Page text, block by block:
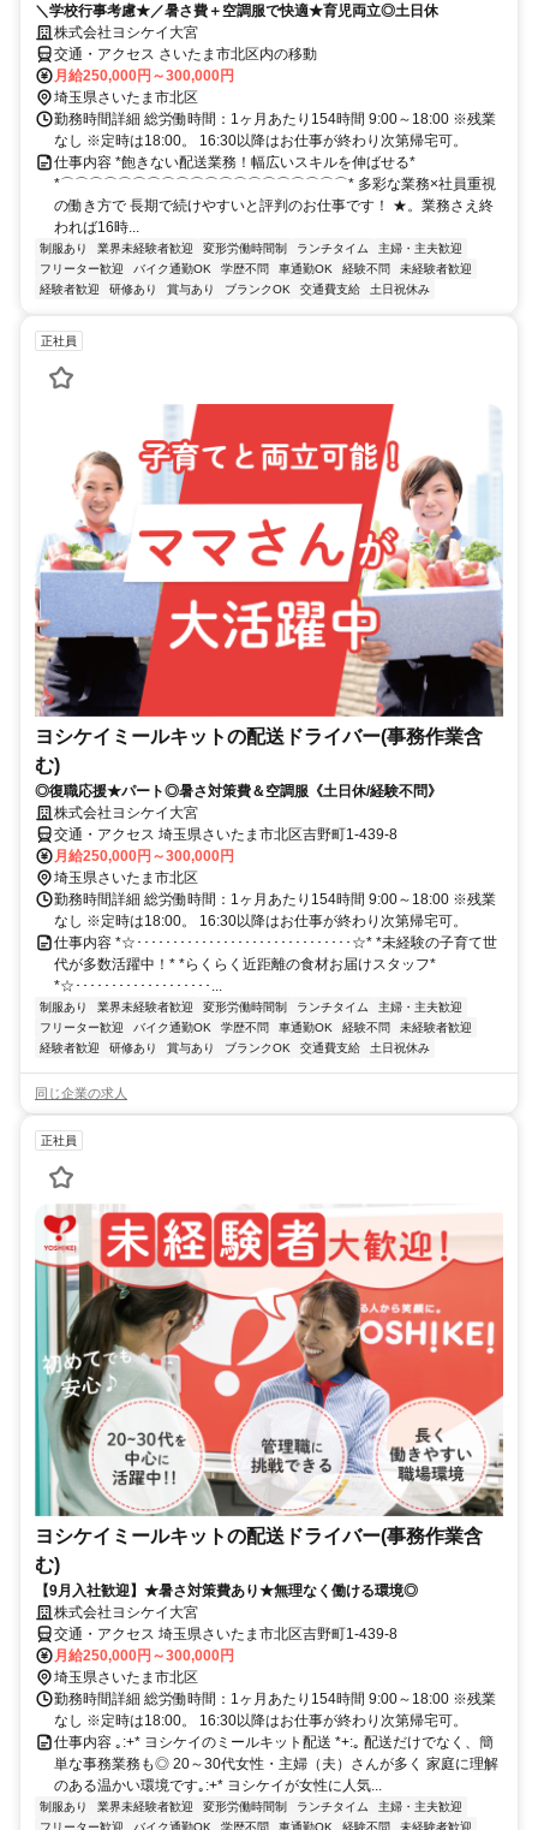
＼学校行事考慮★／暑さ費＋空調服で快適★育児両立◎土日休
株式会社ヨシケイ大宮
交通・アクセス さいたま市北区内の移動
月給250,000円～300,000円
埼玉県さいたま市北区
勤務時間詳細 総労働時間：1ヶ月あたり154時間 9:00～18:00 ※残業
なし ※定時は18:00。 16:30以降はお仕事が終わり次第帰宅可。
仕事内容 *飽きない配送業務！幅広いスキルを伸ばせる*
*⌒⌒⌒⌒⌒⌒⌒⌒⌒⌒⌒⌒⌒⌒⌒⌒⌒⌒⌒⌒* 多彩な業務×社員重視
の働き方で 長期で続けやすいと評判のお仕事です！ ★。業務さえ終
われば16時...
制服あり 業界未経験者歓迎 変形労働時間制 ランチタイム
主婦・主夫歓迎
フリーター歓迎
バイク通勤OK 学歴不問 車通勤OK 経験不問
未経験者歓迎
経験者歓迎
研修あり 賞与あり ブランクOK 交通費支給 土日祝休み
正社員
ヨシケイミールキットの配送ドライバー(事務作業含
む)
◎復職応援★パート◎暑さ対策費＆空調服《土日休/経験不問》
株式会社ヨシケイ大宮
交通・アクセス 埼玉県さいたま市北区吉野町1-439-8
月給250,000円～300,000円
埼玉県さいたま市北区
勤務時間詳細 総労働時間：1ヶ月あたり154時間 9:00～18:00 ※残業
なし ※定時は18:00。 16:30以降はお仕事が終わり次第帰宅可。
仕事内容 *☆･･････････････････････････････☆* *未経験の子育て世
代が多数活躍中！* *らくらく近距離の食材お届けスタッフ*
*☆･･･････････････････...
制服あり 業界未経験者歓迎 変形労働時間制 ランチタイム
主婦・主夫歓迎
フリーター歓迎
バイク通勤OK 学歴不問 車通勤OK 経験不問
未経験者歓迎
経験者歓迎
研修あり 賞与あり ブランクOK 交通費支給 土日祝休み
同じ企業の求人
正社員
ヨシケイミールキットの配送ドライバー(事務作業含
む)
【9月入社歓迎】★暑さ対策費あり★無理なく働ける環境◎
株式会社ヨシケイ大宮
交通・アクセス 埼玉県さいたま市北区吉野町1-439-8
月給250,000円～300,000円
埼玉県さいたま市北区
勤務時間詳細 総労働時間：1ヶ月あたり154時間 9:00～18:00 ※残業
なし ※定時は18:00。 16:30以降はお仕事が終わり次第帰宅可。
仕事内容 ｡:+* ヨシケイのミールキット配送 *+:｡ 配送だけでなく、簡
単な事務業務も◎ 20～30代女性・主婦（夫）さんが多く 家庭に理解
のある温かい環境です｡:+* ヨシケイが女性に人気...
制服あり 業界未経験者歓迎 変形労働時間制 ランチタイム
主婦・主夫歓迎